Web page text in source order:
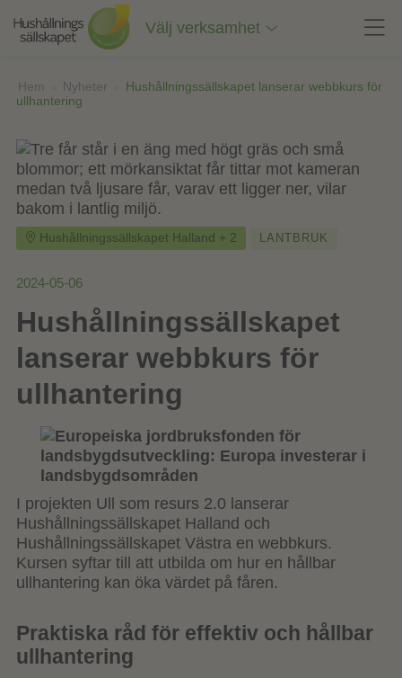
innehåll
Välj verksamhet
Hem Nyheter
Hushållningssällskapet lanserar webbkurs för
ullhantering
Hushållningssällskapet Halland + 2 LANTBRUK
2024-05-06
Hushållningssällskapet
lanserar webbkurs för
ullhantering
I projekten Ull som resurs 2.0 lanserar
Hushållningssällskapet Halland och
Hushållningssällskapet Västra en webbkurs.
Kursen syftar till att utbilda om hur en hållbar
ullhantering kan öka värdet på fåren.
Praktiska råd för effektiv och hållbar
ullhantering